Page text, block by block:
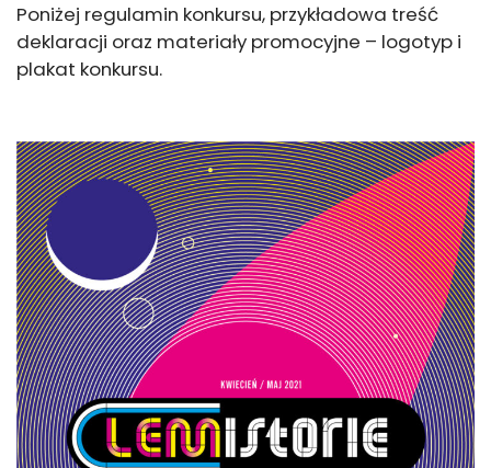
Poniżej regulamin konkursu, przykładowa treść
deklaracji oraz materiały promocyjne – logotyp i
plakat konkursu.